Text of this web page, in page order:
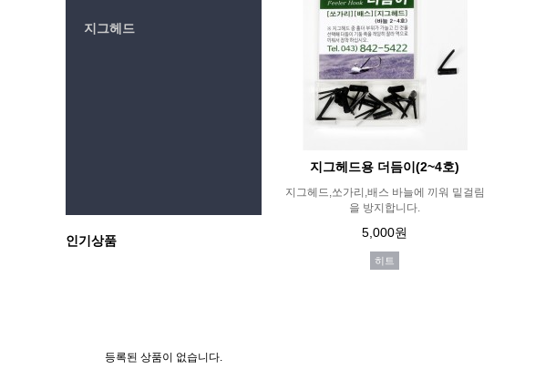
지그헤드
인기상품
등록된 상품이 없습니다.
지그헤드용 더듬이(2~4호)
지그헤드,쏘가리,배스 바늘에 끼워 밑걸림
을 방지합니다.
5,000원
히트